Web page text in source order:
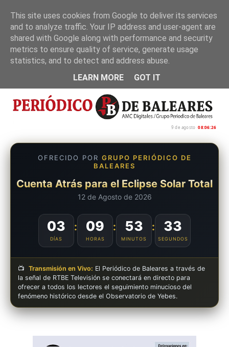
Inicio Nosotros Política de privacidad
9 de agosto 08:06:27
OFRECIDO POR GRUPO PERIÓDICO DE
BALEARES
Cuenta Atrás para el Eclipse Solar Total
12 de Agosto de 2026
03
DÍAS
: 09
HORAS
: 53
MINUTOS
: 32
SEGUNDOS
📺 Transmisión en Vivo: El Periódico de Baleares a través de
la señal de RTBE Televisión se conectará en directo para
ofrecer a todos los lectores el seguimiento minucioso del
fenómeno histórico desde el Observatorio de Yebes.
This site uses cookies from Google to deliver its services
and to analyze traffic. Your IP address and user-agent are
shared with Google along with performance and security
metrics to ensure quality of service, generate usage
statistics, and to detect and address abuse.
LEARN MORE
GOT IT